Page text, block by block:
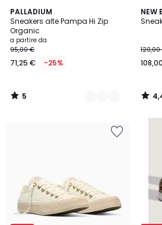
PALLADIUM
Sneakers alte Pampa Hi Zip
Organic
a partire da
95,00 €
71,25 € -25%
5
/
5
2
Colori
5
/
NEW
4,4
/ 5
2
/